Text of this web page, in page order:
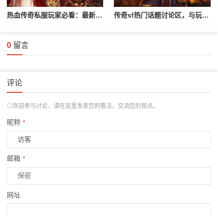
热血传奇私服玩家必看：最新开服信息 传奇sf热门话题讨论区，与玩家互动交流！
0 留言
评论
◎欢迎参与讨论，请在这里发表您的看法、交流您的观点。
昵称 *
邮箱 *
网址